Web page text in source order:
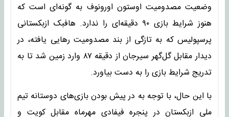
وضعیت مصدومیت اوستون اورونوف به گونه‌ای است که
هنوز شرایط بازی ۹۰ دقیقه‌ای را ندارد. هافبک ازبکستانی
پرسپولیس که به تازگی از بند مصدومیت رهایی یافته، در
دیدار مقابل گل‌گهر سیرجان از دقیقه ۸۷ وارد زمین شد تا به
تدریج شرایط بازی را به دست بیاورد.
با این حال، با توجه به در پیش بودن بازی‌های دوستانه تیم
ملی ازبکستان در پنجره فیفادی مهرماه مقابل کویت و